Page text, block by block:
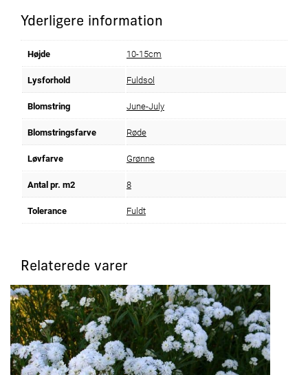
Yderligere information
Højde 10-15cm
Lysforhold Fuldsol
Blomstring June-July
Blomstringsfarve Røde
Løvfarve Grønne
Antal pr. m2 8
Tolerance Fuldt
Relaterede varer